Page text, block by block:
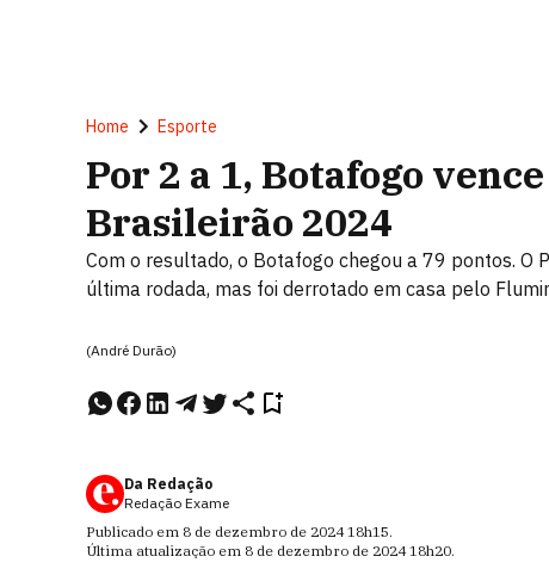
Home Esporte
Por 2 a 1, Botafogo
Brasileirão 2024
Com o resultado, o Botafogo chegou a 79 pontos.
última rodada, mas foi derrotado em casa pelo
(André Durão)
Da Redação
Redação Exame
Publicado em 8 de dezembro de 2024 18h15.
Última atualização em 8 de dezembro de 2024 18h20.